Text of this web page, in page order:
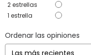
2estrellas
1 estrella
Ordenar las opiniones